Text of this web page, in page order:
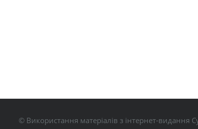
© Використання матеріалів з інтернет-